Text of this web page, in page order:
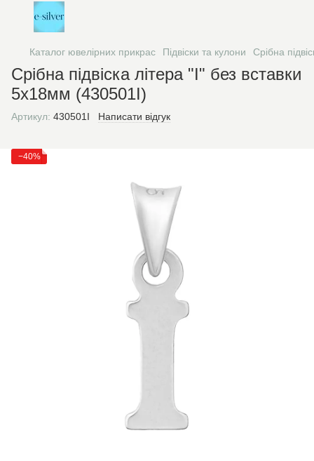
Каталог ювелірних прикрас Підвіски та кулони Срібна
Срібна підвіска літера "I" без вставки
5х18мм (430501I)
Артикул: 430501I Написати відгук
−40%